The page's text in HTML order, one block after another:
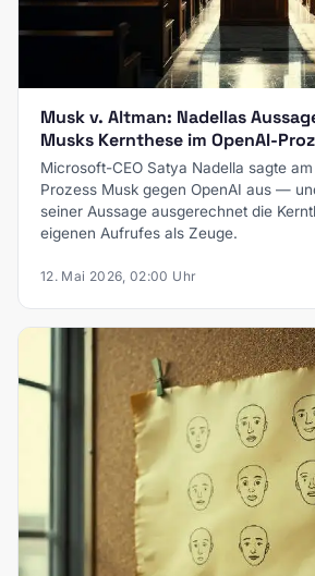
Musk v. Altman: Nadellas
Musks Kernthese im OpenAI-
Microsoft-CEO Satya Nadella sagte
Prozess Musk gegen OpenAI aus —
seiner Aussage ausgerechnet die
eigenen Aufrufes als Zeuge.
12. Mai 2026, 02:00 Uhr